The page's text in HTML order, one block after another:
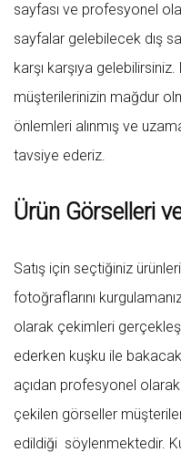
sayfası ve profesyonel
sayfalar gelebilecek dış
karşı karşıya
müşterilerinizin mağdur
önlemleri alınmış ve
tavsiye ederiz.
Ürün Görselleri
Satış için seçtiğiniz
fotoğraflarını
olarak çekimleri
ederken kuşku ile
açıdan profesyonel olarak
çekilen görseller
edildiği söylenmektedir.